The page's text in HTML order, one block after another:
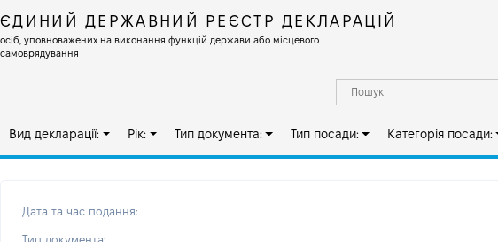
ЄДИНИЙ ДЕРЖАВНИЙ РЕЄСТР ДЕКЛАРАЦІЙ
осіб, уповноважених на виконання функцій держави або місцевого
самоврядування
Вид декларації: Рік: Тип документа: Тип посади: Категорія посади:
Дата та час подання:
Тип документа: